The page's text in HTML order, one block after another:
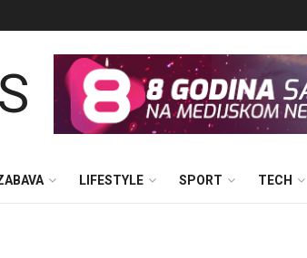
LIFESTYLE SPORT TECH